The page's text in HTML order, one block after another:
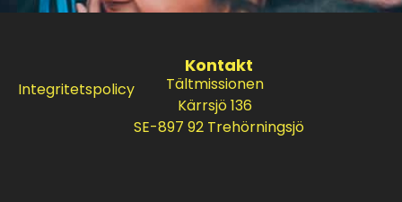
Integritetspolicy
Kontakt
Tältmissionen
Kärrsjö 136
SE-897 92 Trehörningsjö